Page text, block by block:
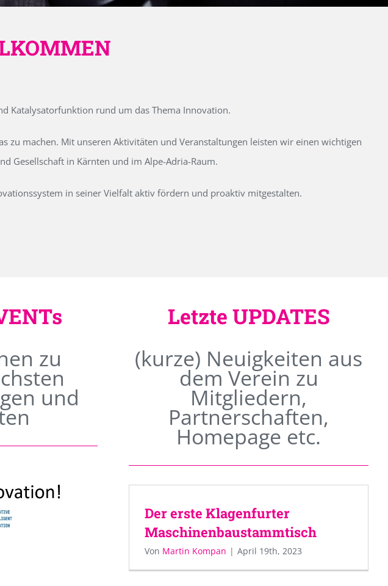
Katalysatorfunktion rund um das Thema Innovation.
zu machen. Mit unseren Aktivitäten und Veranstaltungen leisten wir einen wichtigen
Gesellschaft in Kärnten und im Alpe-Adria-Raum.
in seiner Vielfalt aktiv fördern und proaktiv mitgestalten.
zu
und
Letzte UPDATES
(kurze) Neuigkeiten aus
dem Verein zu
Mitgliedern,
Partnerschaften,
Homepage etc.
Der erste Klagenfurter
Maschinenbaustammtisch
Von Martin Kompan | April 19th, 2023